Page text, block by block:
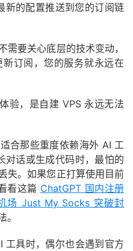
新的配置推送到您的订阅链
要关心底层的技术变动，
订阅，您的服务就永远在
验，是自建 VPS 永远无法
合那些重度依赖海外 AI 工
对话或生成代码时，最怕的
失。如果您正打算使用目前
看这篇 ChatGPT 国内注册
场 Just My Socks 突破封
工具时，偶尔也会遇到官方